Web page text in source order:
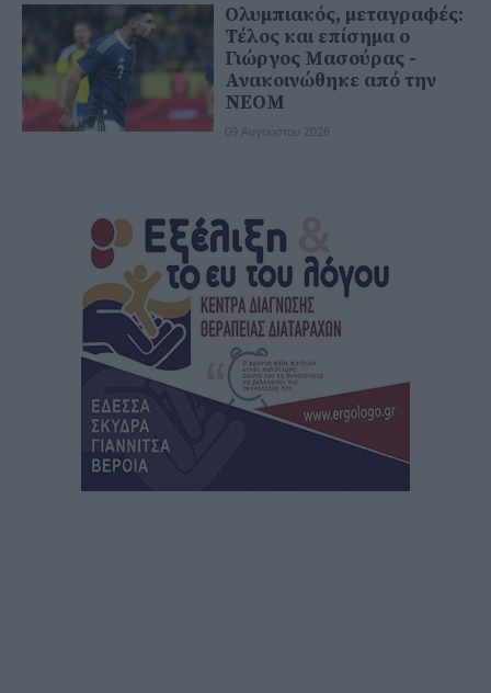
Ολυμπιακός, μεταγραφές:
Τέλος και επίσημα ο
Γιώργος Μασούρας -
Ανακοινώθηκε από την
ΝΕΟΜ
09 Αυγούστου 2026